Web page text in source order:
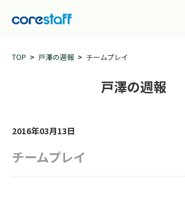
TOP 戸澤の週報 チームプレイ
戸澤の週報
2016年03月13日
チームプレイ